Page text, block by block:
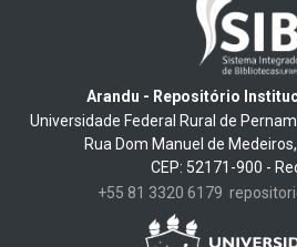
Arandu - Repositório
Universidade Federal Rural de
Rua Dom Manuel de
CEP: 52171-900 -
+55 81 3320 6179